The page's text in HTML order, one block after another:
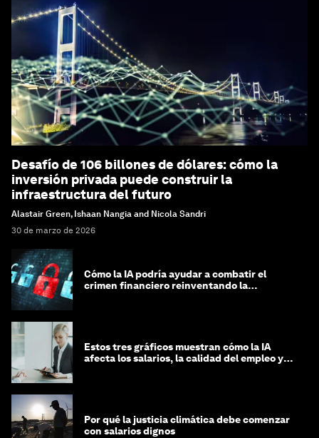
Desafío de 106 billones de dólares: cómo la
inversión privada puede construir la
infraestructura del futuro
Alastair Green, Ishaan Nangia and Nicola Sandri
30 de marzo de 2026
Cómo la IA podría ayudar a combatir el
crimen financiero reinventando la
Estos tres gráficos muestran cómo la IA
afecta los salarios, la calidad del empleo y
Por qué la justicia climática debe comenzar
con salarios dignos